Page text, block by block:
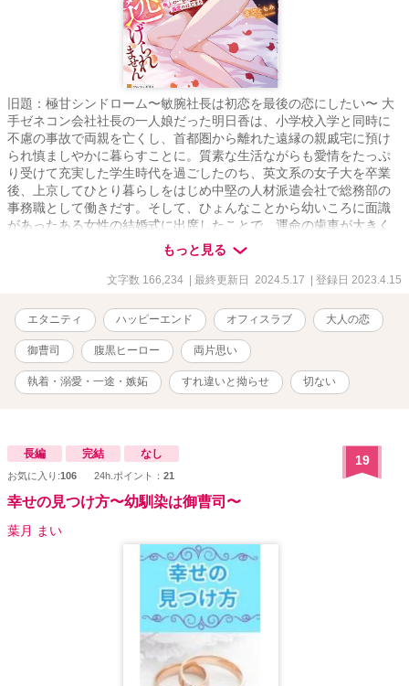
旧題：極甘シンドローム〜敏腕社長は初恋を最後の恋にしたい〜 大
手ゼネコン会社社長の一人娘だった明日香は、小学校入学と同時に
不慮の事故で両親を亡くし、首都圏から離れた遠縁の親戚宅に預け
られ慎ましやかに暮らすことに。質素な生活ながらも愛情をたっぷ
り受けて充実した学生時代を過ごしたのち、英文系の女子大を卒業
後、上京してひとり暮らしをはじめ中堅の人材派遣会社で総務部の
事務職として働きだす。そして、ひょんなことから幼いころに面識
があったある女性の結婚式に出席したことで、運命の歯車が大きく
動きだしてしまい――？ ＊＊＊ ドＳで策士な腹黒御曹司×元令嬢
OLが紡ぐ、甘酸っぱい初恋ロマンス ＊＊＊ ◎作中に出てくる企
業名、施設・地域名、登場人物が持つ知識等は創作上のフィクショ
定していません) ※著者既作「(エタニティブックス)俺様エリートは
独占欲全開で愛と快楽に溺れさせる」のサブキャラクター、
「【R18】音のない夜に」のヒーローがそれぞれ名前だけ登場します
が、もちろんこちら単体のみでもお楽しみいただけます。彼らをご
存知の方はくすっとしていただけたら嬉しいです ※著者が読みたい
だけの性癖を詰め込んだ三人称一元視点習作です
もっと見る
文字数 166,234 | 最終更新日 2024.5.17 | 登録日 2023.4.15
エタニティ ハッピーエンド オフィスラブ 大人の恋
御曹司 腹黒ヒーロー 両片思い
執着・溺愛・一途・嫉妬 すれ違いと拗らせ 切ない
長編 完結 なし
お気に入り:106 24h.ポイント： 21
19
幸せの見つけ方〜幼馴染は御曹司〜
葉月 まい